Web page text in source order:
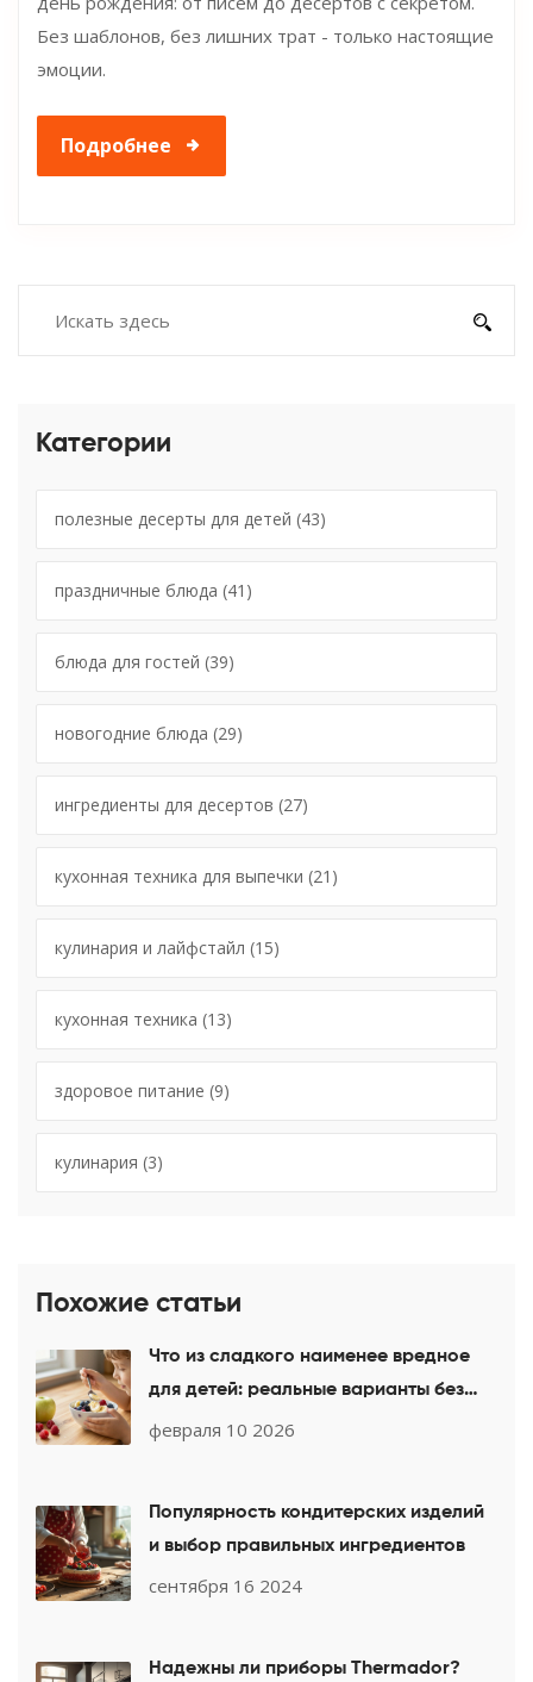
Без шаблонов, без лишних трат - только настоящие
эмоции.
Подробнее
Категории
полезные десерты для детей (43)
праздничные блюда (41)
блюда для гостей (39)
новогодние блюда (29)
ингредиенты для десертов (27)
кухонная техника для выпечки (21)
кулинария и лайфстайл (15)
кухонная техника (13)
здоровое питание (9)
кулинария (3)
Похожие статьи
Что из сладкого наименее вредное
для детей: реальные варианты без
сахара и добавок
февраля 10 2026
Популярность кондитерских изделий
и выбор правильных ингредиентов
сентября 16 2024
Надежны ли приборы Thermador?